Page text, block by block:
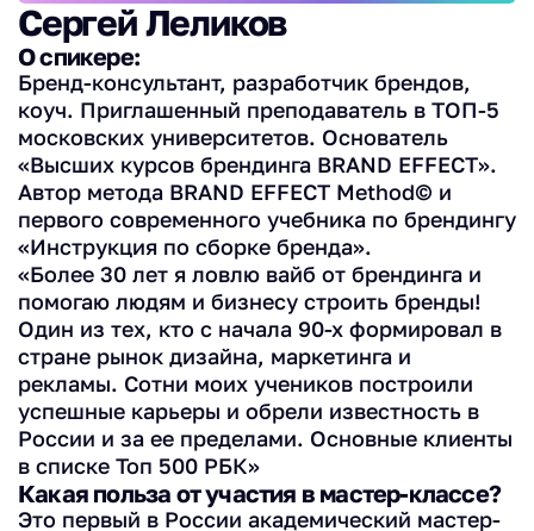
Сергей Леликов
О спикере:
Бренд-консультант, разработчик брендов,
коуч. Приглашенный преподаватель в ТОП-5
московских университетов. Основатель
«Высших курсов брендинга BRAND EFFECT».
Автор метода BRAND EFFECT Method© и
первого современного учебника по брендингу
«Инструкция по сборке бренда».
«Более 30 лет я ловлю вайб от брендинга и
помогаю людям и бизнесу строить бренды!
Один из тех, кто с начала 90-х формировал в
стране рынок дизайна, маркетинга и
рекламы. Сотни моих учеников построили
успешные карьеры и обрели известность в
России и за ее пределами. Основные клиенты
в списке Топ 500 РБК»
Какая польза от участия в мастер-классе?
Это первый в России академический мастер-